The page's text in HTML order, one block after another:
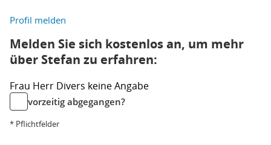
Profil melden
Melden Sie sich kostenlos an, um mehr
über Stefan zu erfahren:
Frau Herr Divers keine Angabe
vorzeitig abgegangen?
* Pflichtfelder